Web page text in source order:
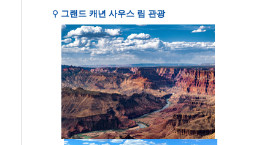
⚲ 그랜드 캐년 사우스 림 관광